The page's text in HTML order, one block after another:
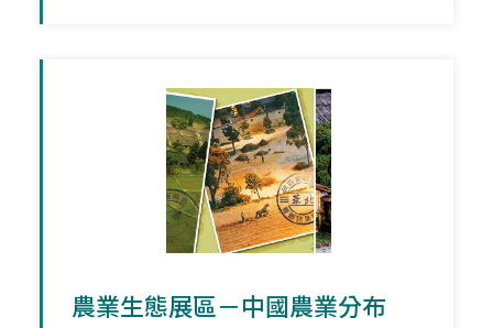
農業生態展區－中國農業分布